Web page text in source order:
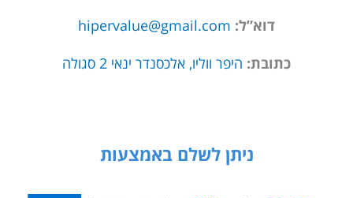
דוא”ל: hipervalue@gmail.com
כתובת: היפר ווליו, אלכסנדר ינאי 2 סגולה
ניתן לשלם באמצעות